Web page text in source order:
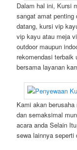
Dalam hal ini, Kursi
sangat amat penting
datang, kursi vip
vip kayu atau meja
outdoor maupun
rekomendasi terbaik
bersama layanan
Kami akan
dan semaksimal
acara anda Selain
sewa lainnya seperti